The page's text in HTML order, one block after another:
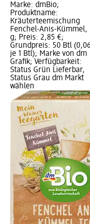
Marke: dmBio;
Produktname:
Kräuterteemischung
Fenchel-Anis-Kümmel,
g; Preis: 2,85 €;
Grundpreis: 50 Btl
je 1 Btl); Marke von dm
Grafik; Verfügbarkeit:
Status Grün Lieferbar,
Status Grau dm Markt
wählen